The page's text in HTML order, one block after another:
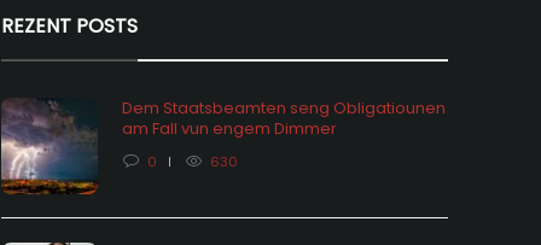
REZENT POSTS
Dem Staatsbeamten seng Obligatiounen
am Fall vun engem Dimmer
0 630